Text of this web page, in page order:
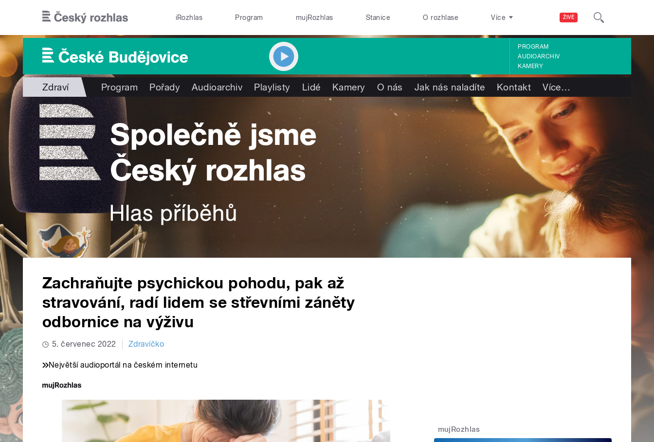
ŽIVĚ
iRozhlas Program mujRozhlas Stanice O rozhlase Více
PROGRAM
AUDIOARCHIV
KAMERY
Zdraví Program Pořady Audioarchiv Playlisty Lidé Kamery O nás Jak nás naladíte Kontakt Více…
Zachraňujte psychickou pohodu, pak až
stravování, radí lidem se střevními záněty
odbornice na výživu
5. červenec 2022 Zdravíčko
Největší audioportál na českém internetu
mujRozhlas